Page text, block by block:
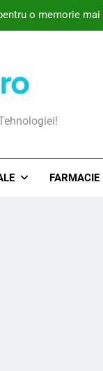
o memorie
intimă și cum ajută
FARMACIE